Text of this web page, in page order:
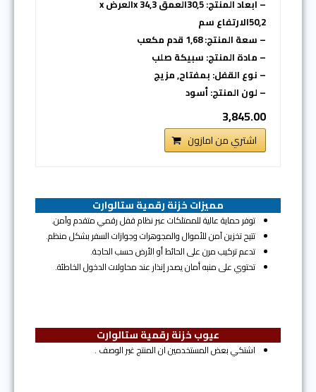
– ابعاد المنتج: 30,5العمق x 34,3العرض x
50,2الارتفاع سم
– سعة المنتج: 1,68 قدم مكعب
– مادة المنتج: سبيكة صلب
– نوع القفل: بمفتاح, مزيج
– لون المنتج: أسود
3,845.00
اشتري من امازون
مميزات خزنة رقمية ستالوارت
توفر حماية عالية للممتلكات عبر نظام قفل رقمي متقدم وآمن.
تتيح تخزين آمن للأموال والمجوهرات وجوازات السفر بشكل منظم.
تدعم تركيب مرن على الحائط أو الأرض حسب الحاجة.
تحتوي على منبه أمان يصدر إنذار عند محاولات الدخول الخاطئة.
عيوب خزنة رقمية ستالوارت
اشتكي بعض المستخدمين ان المنتج غير الوصف .